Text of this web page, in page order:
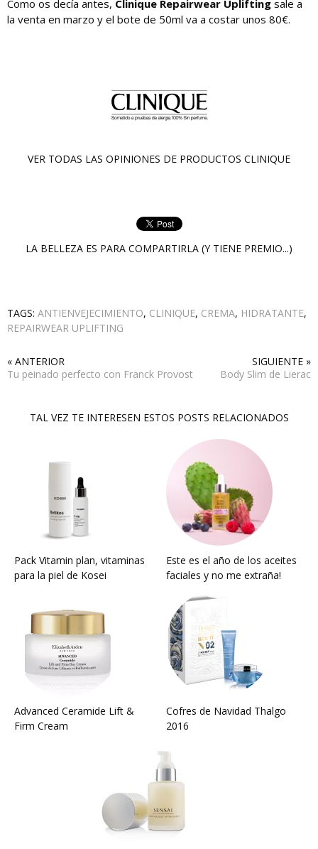
Como os decía antes, Clinique Repairwear Uplifting sale a
la venta en marzo y el bote de 50ml va a costar unos 80€.
VER TODAS LAS OPINIONES DE PRODUCTOS CLINIQUE
LA BELLEZA ES PARA COMPARTIRLA (Y TIENE PREMIO...)
TAGS: ANTIENVEJECIMIENTO, CLINIQUE, CREMA, HIDRATANTE,
REPAIRWEAR UPLIFTING
« ANTERIOR
Tu peinado perfecto con Franck Provost
SIGUIENTE »
Body Slim de Lierac
TAL VEZ TE INTERESEN ESTOS POSTS RELACIONADOS
Pack Vitamin plan, vitaminas
para la piel de Kosei
Este es el año de los aceites
faciales y no me extraña!
Advanced Ceramide Lift &
Firm Cream
Cofres de Navidad Thalgo
2016